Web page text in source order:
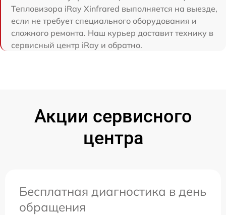
Тепловизора iRay Xinfrared выполняется на выезде,
если не требует специального оборудования и
сложного ремонта. Наш курьер доставит технику в
сервисный центр iRay и обратно.
Акции сервисного
центра
Бесплатная диагностика в день
обращения